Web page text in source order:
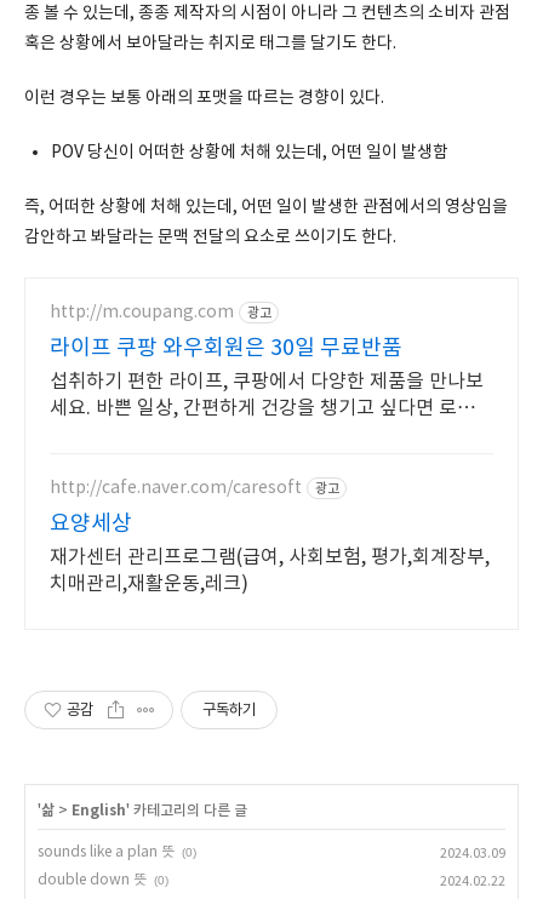
종 볼 수 있는데, 종종 제작자의 시점이 아니라 그 컨텐츠의 소비자 관점
혹은 상황에서 보아달라는 취지로 태그를 달기도 한다.
이런 경우는 보통 아래의 포맷을 따르는 경향이 있다.
POV 당신이 어떠한 상황에 처해 있는데, 어떤 일이 발생함
즉, 어떠한 상황에 처해 있는데, 어떤 일이 발생한 관점에서의 영상임을
감안하고 봐달라는 문맥 전달의 요소로 쓰이기도 한다.
http://m.coupang.com 광고
라이프 쿠팡 와우회원은 30일 무료반품
섭취하기 편한 라이프, 쿠팡에서 다양한 제품을 만나보
세요. 바쁜 일상, 간편하게 건강을 챙기고 싶다면 로켓배
http://cafe.naver.com/caresoft 광고
요양세상
재가센터 관리프로그램(급여, 사회보험, 평가,회계장부,
치매관리,재활운동,레크)
공감 구독하기
'삶 > English' 카테고리의 다른 글
sounds like a plan 뜻 (0)
2024.03.09
double down 뜻 (0)
2024.02.22